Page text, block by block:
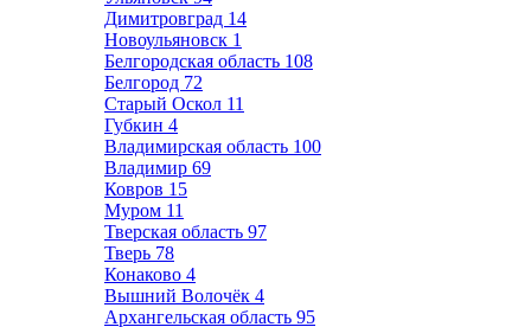
Димитровград 14
Новоульяновск 1
Белгородская область 108
Белгород 72
Старый Оскол 11
Губкин 4
Владимирская область 100
Владимир 69
Ковров 15
Муром 11
Тверская область 97
Тверь 78
Конаково 4
Вышний Волочёк 4
Архангельская область 95